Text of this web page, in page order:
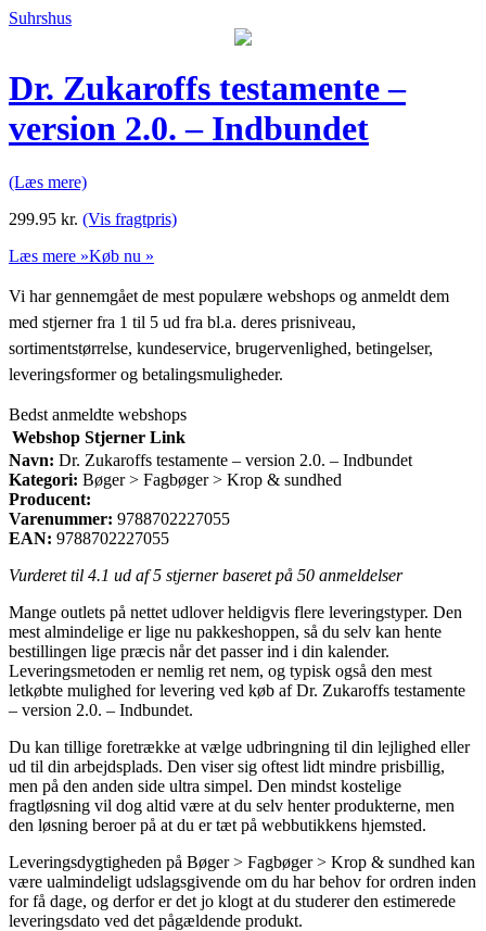
Suhrshus
Dr. Zukaroffs testamente –
version 2.0. – Indbundet
(Læs mere)
299.95 kr. (Vis fragtpris)
Læs mere »Køb nu »
Vi har gennemgået de mest populære webshops og anmeldt dem
med stjerner fra 1 til 5 ud fra bl.a. deres prisniveau,
sortimentstørrelse, kundeservice, brugervenlighed, betingelser,
leveringsformer og betalingsmuligheder.
Bedst anmeldte webshops
Webshop Stjerner Link
Navn: Dr. Zukaroffs testamente – version 2.0. – Indbundet
Kategori: Bøger > Fagbøger > Krop & sundhed
Producent:
Varenummer: 9788702227055
EAN: 9788702227055
Vurderet til 4.1 ud af 5 stjerner baseret på 50 anmeldelser
Mange outlets på nettet udlover heldigvis flere leveringstyper. Den
mest almindelige er lige nu pakkeshoppen, så du selv kan hente
bestillingen lige præcis når det passer ind i din kalender.
Leveringsmetoden er nemlig ret nem, og typisk også den mest
letkøbte mulighed for levering ved køb af Dr. Zukaroffs testamente
– version 2.0. – Indbundet.
Du kan tillige foretrække at vælge udbringning til din lejlighed eller
ud til din arbejdsplads. Den viser sig oftest lidt mindre prisbillig,
men på den anden side ultra simpel. Den mindst kostelige
fragtløsning vil dog altid være at du selv henter produkterne, men
den løsning beroer på at du er tæt på webbutikkens hjemsted.
Leveringsdygtigheden på Bøger > Fagbøger > Krop & sundhed kan
være ualmindeligt udslagsgivende om du har behov for ordren inden
for få dage, og derfor er det jo klogt at du studerer den estimerede
leveringsdato ved det pågældende produkt.